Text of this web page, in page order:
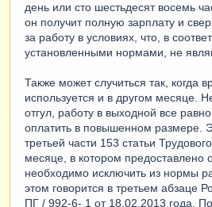
день или сто шестьдесят восемь
он получит полную зарплату и
за работу в условиях, что, в
установленными нормами, не
Также может случиться так, когда
используется и в другом месяце.
отгул, работу в выходной все
оплатить в повышенном размере.
третьей части 153 статьи
месяце, в котором предоставлено
необходимо исключить из нормы
этом говорится в третьем абзаце
ПГ / 992-6- 1 от 18.02.2013 года.